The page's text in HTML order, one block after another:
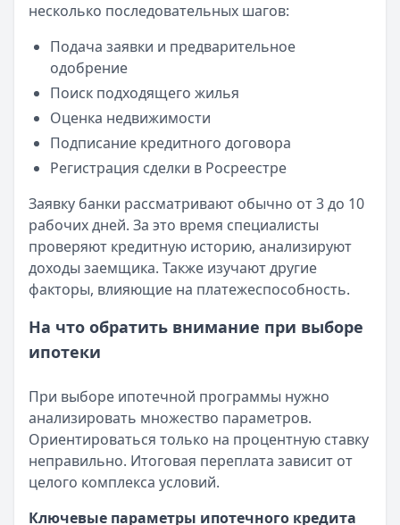
несколько последовательных шагов:
Подача заявки и предварительное
одобрение
Поиск подходящего жилья
Оценка недвижимости
Подписание кредитного договора
Регистрация сделки в Росреестре
Заявку банки рассматривают обычно от 3 до 10
рабочих дней. За это время специалисты
проверяют кредитную историю, анализируют
доходы заемщика. Также изучают другие
факторы, влияющие на платежеспособность.
На что обратить внимание при выборе
ипотеки
При выборе ипотечной программы нужно
анализировать множество параметров.
Ориентироваться только на процентную ставку
неправильно. Итоговая переплата зависит от
целого комплекса условий.
Ключевые параметры ипотечного кредита